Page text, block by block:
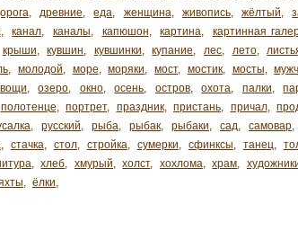
, древние, еда, женщина, живопись, жёлтый,
, канал, каналы, капюшон, картина, картинная
крыши, кувшин, кувшинки, купание, лес, лето,
, молодой, море, моряки, мост, мостик, мосты,
, озеро, окно, осень, остров, охота, палки,
полотенце, портрет, праздник, пристань, причал,
, русский, рыба, рыбак, рыбаки, сад, самовар,
, стачка, стол, стройка, сумерки, сфинксы, танец,
, хлеб, хмурый, холст, хохлома, храм,
, ёлки,